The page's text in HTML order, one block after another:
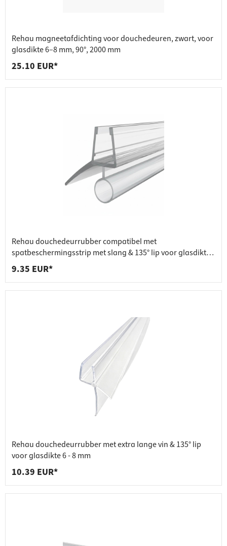
Rehau magneetafdichting voor douchedeuren, zwart, voor
glasdikte 6–8 mm, 90°, 2000 mm
25.10 EUR*
Rehau douchedeurrubber compatibel met
spatbeschermingsstrip met slang & 135° lip voor glasdikte
6 - 8 mm
9.35 EUR*
Rehau douchedeurrubber met extra lange vin & 135° lip
voor glasdikte 6 - 8 mm
10.39 EUR*